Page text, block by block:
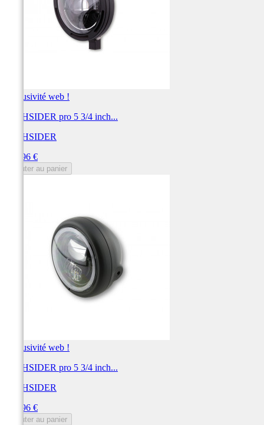
Exclusivité web !
HIGHSIDER pro 5 3/4 inch...
HIGHSIDER
319,96 €
Ajouter au panier
Exclusivité web !
HIGHSIDER pro 5 3/4 inch...
HIGHSIDER
299,96 €
Ajouter au panier